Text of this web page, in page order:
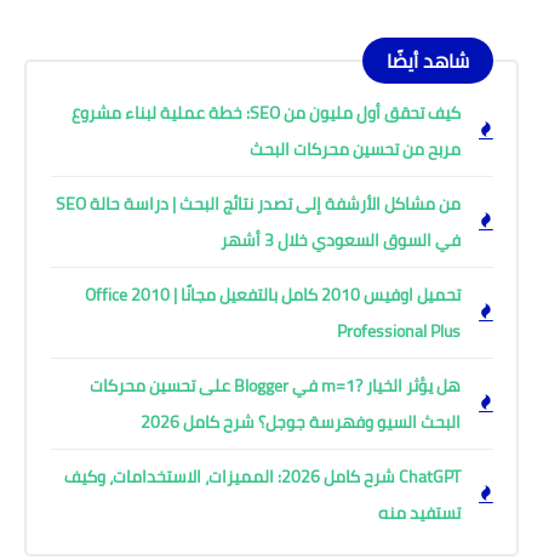
شاهد أيضًا
كيف تحقق أول مليون من SEO: خطة عملية لبناء مشروع
مربح من تحسين محركات البحث
من مشاكل الأرشفة إلى تصدر نتائج البحث | دراسة حالة SEO
في السوق السعودي خلال 3 أشهر
تحميل اوفيس 2010 كامل بالتفعيل مجانًا | Office 2010
Professional Plus
هل يؤثر الخيار ?m=1 في Blogger على تحسين محركات
البحث السيو وفهرسة جوجل؟ شرح كامل 2026
ChatGPT شرح كامل 2026: المميزات، الاستخدامات، وكيف
تستفيد منه